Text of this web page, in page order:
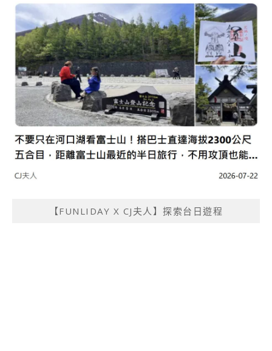
【FUNLIDAY X CJ夫人】探索台日遊程